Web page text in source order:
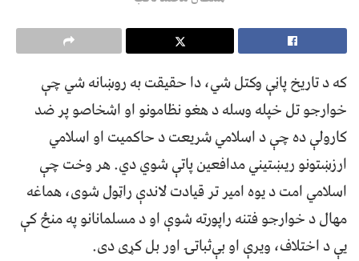
که د تاريخ پاڼې وکتل شي، دا حقيقت به روښانه شي چې
خوارجو تل خپله وسله د هغو نظامونو او اشخاصو پر ضد
کارولې ده چې د اسلامي شريعت د حاکميت او اسلامي
ارزښتونو ريښتيني مدافعين پاتې شوي دي. هر وخت چې
اسلامي امت د يوه امير تر قيادت لاندې راټول شوی، هماغه
مهال د خوارجو فتنه راپورته شوې او د مسلمانانو په منځ کې
يې د اختلاف، ويرې او بې‌ثباتۍ اور بل کړی دی.